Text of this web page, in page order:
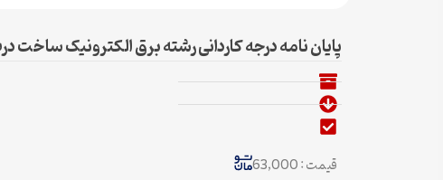
پایان نامه درجه کاردانی رشته برق الکترونیک
قیمت : 63,000